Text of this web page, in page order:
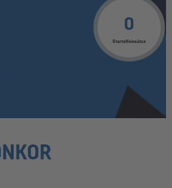
0
Startelfeinsätze